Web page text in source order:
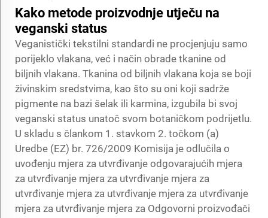
Kako metode proizvodnje utječu na
veganski status
Veganistički tekstilni standardi ne procjenjuju samo
porijeklo vlakana, već i način obrade tkanine od
biljnih vlakana. Tkanina od biljnih vlakana koja se boji
živinskim sredstvima, kao što su oni koji sadrže
pigmente na bazi šelak ili karmina, izgubila bi svoj
veganski status unatoč svom botaničkom podrijetlu.
U skladu s člankom 1. stavkom 2. točkom (a)
Uredbe (EZ) br. 726/2009 Komisija je odlučila o
uvođenju mjera za utvrđivanje odgovarajućih mjera
za utvrđivanje mjera za utvrđivanje mjera za
utvrđivanje mjera za utvrđivanje mjera za utvrđivanje
mjera za utvrđivanje mjera za Odgovorni proizvođači